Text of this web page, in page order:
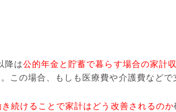
降は公的年金と貯蓄で暮らす場合の家計
この場合、もしも医療費や介護費など
続けることで家計はどう改善されるのか